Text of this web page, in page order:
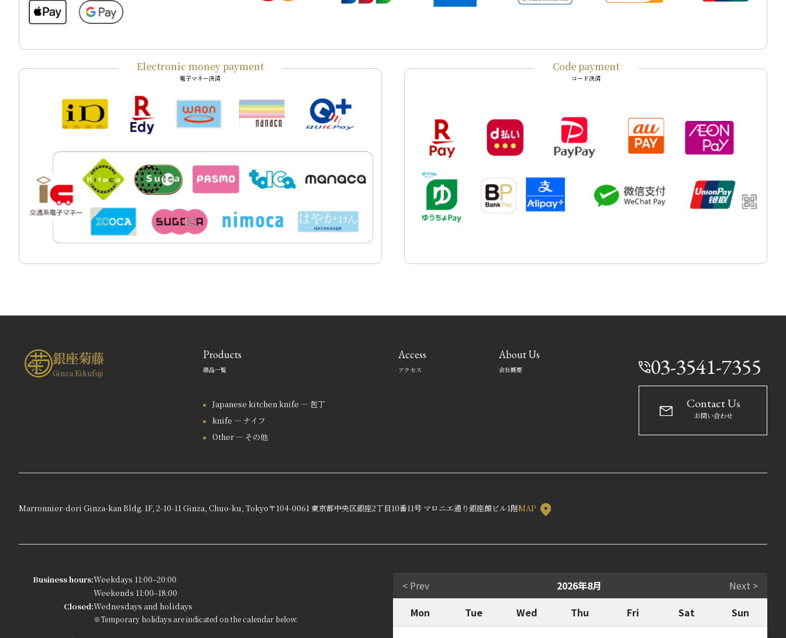
Electronic money payment
電子マネー決済
Code payment
コード決済
銀座菊藤
Ginza Kikufuji
Products
商品一覧
Japanese kitchen knife — 包丁
knife — ナイフ
Other — その他
Access
アクセス
About Us
会社概要 03-3541-7355
Contact Us
お問い合わせ
Marronnier-dori Ginza-kan Bldg. 1F, 2-10-11 Ginza, Chuo-ku, Tokyo〒104-0061 東京都中央区銀座2丁目10番11号 マロニエ通り銀座館ビル1階MAP
Business hours:Weekdays 11:00–20:00
Weekends 11:00–18:00
Closed:Wednesdays and holidays
※Temporary holidays are indicated on the calendar below.
< Prev 2026年8月
Next >
Mon
Tue Wed Thu Fri Sat Sun